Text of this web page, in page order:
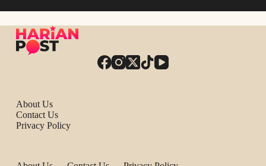
About Us
Contact Us
Privacy Policy